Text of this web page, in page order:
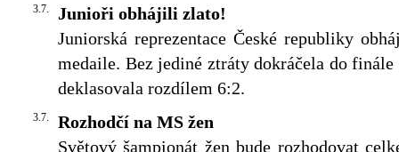
3.7.
Junioři obhájili zlato!
Juniorská reprezentace České republiky
medaile. Bez jediné ztráty dokráčela do
deklasovala rozdílem 6:2.
3.7.
Rozhodčí na MS žen
Světový šampionát žen bude rozhodovat